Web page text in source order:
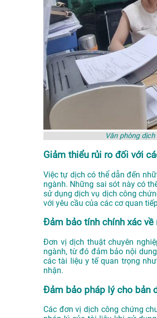
Văn phòng
Giảm thiểu rủi ro đối với
Việc tự dịch có thể dẫn đến
ngành. Những sai sót này có
sử dụng dịch vụ dịch công
với yêu cầu của các cơ quan
Đảm bảo tính chính xác về
Đơn vị dịch thuật chuyên
ngành, từ đó đảm bảo nội
các tài liệu y tế quan trọng
nhận.
Đảm bảo pháp lý cho bản
Các đơn vị dịch công chứng